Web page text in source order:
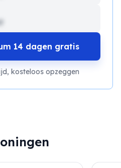
14 dagen gratis
kosteloos opzeggen